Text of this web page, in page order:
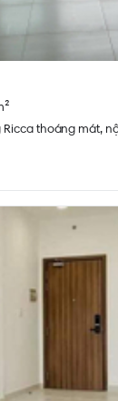
thoáng mát,